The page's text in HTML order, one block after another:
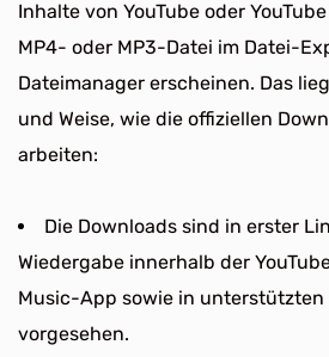
Inhalte von YouTube oder
MP4- oder MP3-Datei im Datei-
Dateimanager erscheinen. Das
und Weise, wie die offiziellen
arbeiten:
Die Downloads sind in erster
Wiedergabe innerhalb der
Music-App sowie in unterstützten
vorgesehen.